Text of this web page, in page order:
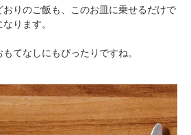
りのご飯も、このお皿に乗せるだけで
ります。
てなしにもぴったりですね。